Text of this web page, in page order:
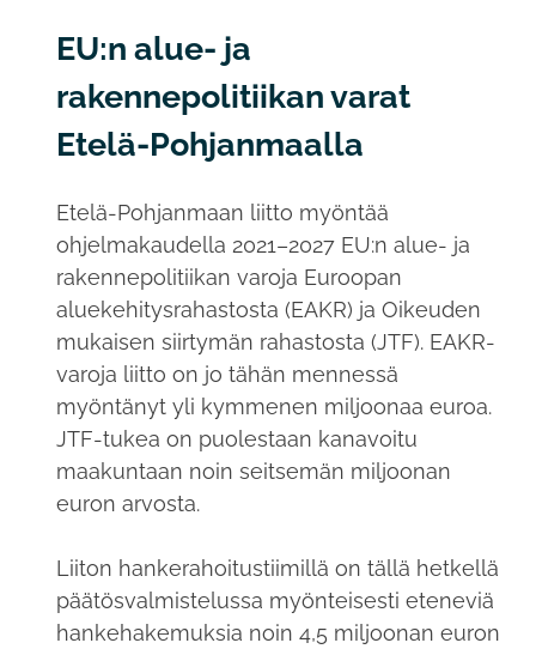
EU:n alue- ja
rakennepolitiikan varat
Etelä-Pohjanmaalla
Etelä-Pohjanmaan liitto myöntää
ohjelmakaudella 2021–2027 EU:n alue- ja
rakennepolitiikan varoja Euroopan
aluekehitysrahastosta (EAKR) ja Oikeuden
mukaisen siirtymän rahastosta (JTF). EAKR-
varoja liitto on jo tähän mennessä
myöntänyt yli kymmenen miljoonaa euroa.
JTF-tukea on puolestaan kanavoitu
maakuntaan noin seitsemän miljoonan
euron arvosta.
Liiton hankerahoitustiimillä on tällä hetkellä
päätösvalmistelussa myönteisesti eteneviä
hankehakemuksia noin 4,5 miljoonan euron